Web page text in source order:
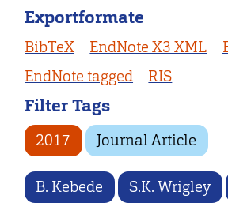
Exportformate
BibTeX EndNote X3 XML
EndNote tagged
RIS
Filter Tags
2017 Journal Article
B. Kebede S.K. Wrigley